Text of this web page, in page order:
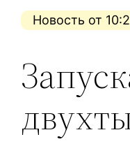
Новость от